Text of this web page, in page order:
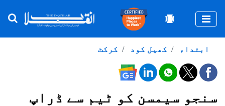
کرکٹ کھیل کود ابتداء
سنجو سیمسن کو ٹیم سے ڈراپ